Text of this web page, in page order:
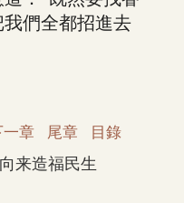
們全都招進去
一章 尾章 目錄
来造福民生